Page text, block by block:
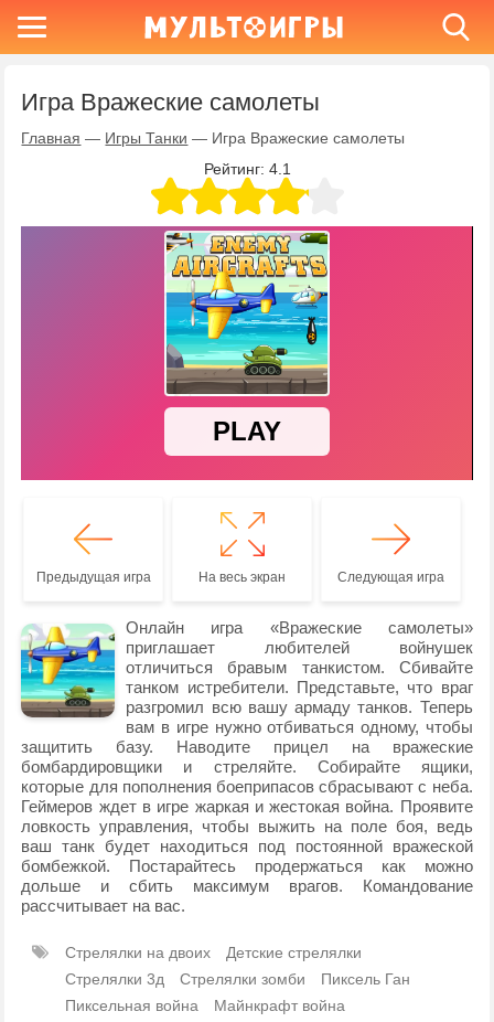
Игра Вражеские самолеты
Главная — Игры Танки — Игра Вражеские самолеты
Рейтинг: 4.1
Предыдущая игра На весь экран Следующая игра
Онлайн игра «Вражеские самолеты»
приглашает любителей войнушек
отличиться бравым танкистом. Сбивайте
танком истребители. Представьте, что враг
разгромил всю вашу армаду танков. Теперь
вам в игре нужно отбиваться одному, чтобы
защитить базу. Наводите прицел на вражеские
бомбардировщики и стреляйте. Собирайте ящики,
которые для пополнения боеприпасов сбрасывают с неба.
Геймеров ждет в игре жаркая и жестокая война. Проявите
ловкость управления, чтобы выжить на поле боя, ведь
ваш танк будет находиться под постоянной вражеской
бомбежкой. Постарайтесь продержаться как можно
дольше и сбить максимум врагов. Командование
рассчитывает на вас.
Стрелялки на двоих
Детские стрелялки
Стрелялки 3д
Стрелялки зомби
Пиксель Ган
Пиксельная война
Майнкрафт война